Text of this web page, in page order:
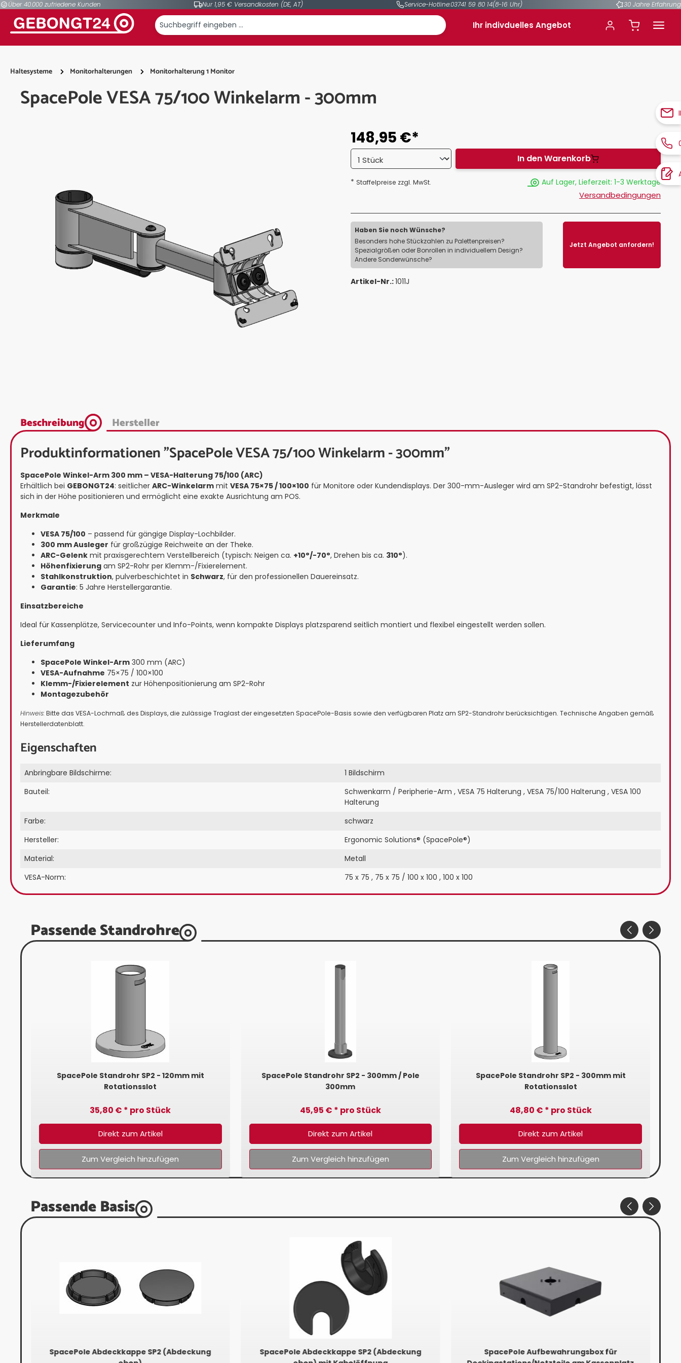
Zur Hauptnavigation springen
Über 40.000 zufriedene Kunden Nur 1,95 € Versandkosten (DE, AT) Service-Hotline:03741 59 80 14(8-16 Uhr) 30 Jahre Erfahrung
Ihr indivduelles Angebot
Haltesysteme Monitorhalterungen Monitorhalterung 1 Monitor
SpacePole VESA 75/100 Winkelarm - 300mm
148,95 €*
In den Warenkorb
* Staffelpreise zzgl. MwSt. Auf Lager, Lieferzeit: 1-3 Werktage
Versandbedingungen
Haben Sie noch Wünsche?
Besonders hohe Stückzahlen zu Palettenpreisen?
Spezialgrößen oder Bonrollen in individuellem Design?
Andere Sonderwünsche?
Jetzt Angebot anfordern!
Artikel-Nr.:1011J
Beschreibung Hersteller
Produktinformationen "SpacePole VESA 75/100 Winkelarm - 300mm"
SpacePole Winkel-Arm 300 mm – VESA-Halterung 75/100 (ARC)
Erhältlich bei GEBONGT24: seitlicher ARC-Winkelarm mit VESA 75×75 / 100×100 für Monitore oder Kundendisplays. Der 300-mm-Ausleger wird am SP2-Standrohr befestigt, lässt
sich in der Höhe positionieren und ermöglicht eine exakte Ausrichtung am POS.
Merkmale
VESA 75/100 – passend für gängige Display-Lochbilder.
300 mm Ausleger für großzügige Reichweite an der Theke.
ARC-Gelenk mit praxisgerechtem Verstellbereich (typisch: Neigen ca. +10°/−70°, Drehen bis ca. 310°).
Höhenfixierung am SP2-Rohr per Klemm-/Fixierelement.
Stahlkonstruktion, pulverbeschichtet in Schwarz, für den professionellen Dauereinsatz.
Garantie: 5 Jahre Herstellergarantie.
Einsatzbereiche
Ideal für Kassenplätze, Servicecounter und Info-Points, wenn kompakte Displays platzsparend seitlich montiert und flexibel eingestellt werden sollen.
Lieferumfang
SpacePole Winkel-Arm 300 mm (ARC)
VESA-Aufnahme 75×75 / 100×100
Klemm-/Fixierelement zur Höhenpositionierung am SP2-Rohr
Montagezubehör
Hinweis: Bitte das VESA-Lochmaß des Displays, die zulässige Traglast der eingesetzten SpacePole-Basis sowie den verfügbaren Platz am SP2-Standrohr berücksichtigen. Technische Angaben gemäß
Herstellerdatenblatt.
Eigenschaften
Anbringbare Bildschirme:
1 Bildschirm
Bauteil:
Schwenkarm / Peripherie-Arm , VESA 75 Halterung , VESA 75/100 Halterung , VESA 100
Halterung
Farbe:
schwarz
Hersteller:
Ergonomic Solutions® (SpacePole®)
Material:
Metall
VESA-Norm:
75 x 75 , 75 x 75 / 100 x 100 , 100 x 100
Passende Standrohre
SpacePole Standrohr SP2 - 120mm mit
Rotationsslot
35,80 € * pro Stück
Direkt zum Artikel
Zum Vergleich hinzufügen
SpacePole Standrohr SP2 - 300mm / Pole
300mm
45,95 € * pro Stück
Direkt zum Artikel
Zum Vergleich hinzufügen
SpacePole Standrohr SP2 - 300mm mit
Rotationsslot
48,80 € * pro Stück
Direkt zum Artikel
Zum Vergleich hinzufügen
Passende Basis
SpacePole Abdeckkappe SP2 (Abdeckung
SpacePole Abdeckkappe SP2 (Abdeckung
SpacePole Aufbewahrungsbox für